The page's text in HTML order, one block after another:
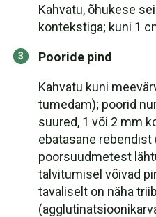
Kahvatu, õhukese
kontekstiga; kuni 1
Pooride pind
Kahvatu kuni
tumedam); poorid
suured, 1 või 2 mm
ebatasane
poorsuudmetest
talvitumisel võivad
tavaliselt on näha